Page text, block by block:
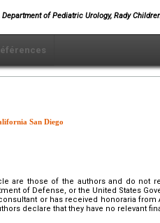
of Pediatric Urology, Rady
San Diego
are those of the authors and do not
of Defense, or the United States
or has received honoraria
declare that they have no relevant